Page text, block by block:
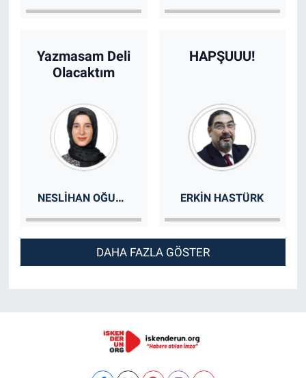
Yazmasam Deli
Olacaktım
NESLIHAN OĞUZ TURGUTALP- ERGOTERAPIST
HAPŞUUU!
ERKIN HASTÜRK
DAHA FAZLA GÖSTER